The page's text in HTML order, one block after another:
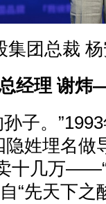
集团总裁
经理 谢
子。
隐姓埋名做
十几万
“先天下之